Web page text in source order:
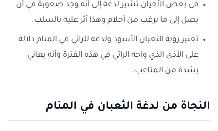
في بعض الأحيان تشير لدغة إلى أنه وجد صعوبة في أن
يصل إلى ما يرغب من أحلام وهذا أثر عليه بالسلب.
تعتبر رؤية الثعبان الأسود ولدغه للرائي في المنام دلالة
على الأذى الذي واجه الرائي في هذه الفترة وأنه يعاني
بشدة من المتاعب.
النجاة من لدغة الثعبان في المنام